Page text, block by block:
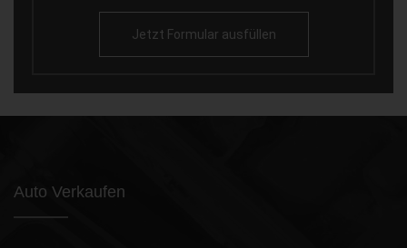
Jetzt Formular ausfüllen
Auto Verkaufen